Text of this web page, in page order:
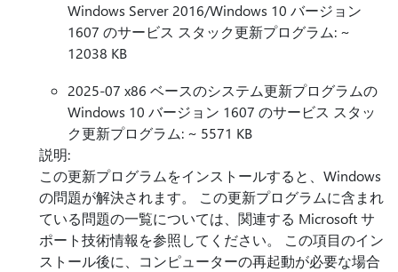
Windows Server 2016/Windows 10 バージョン
1607 のサービス スタック更新プログラム: ~
12038 KB
2025-07 x86 ベースのシステム更新プログラムの
Windows 10 バージョン 1607 のサービス スタッ
ク更新プログラム: ~ 5571 KB
説明:
この更新プログラムをインストールすると、Windows
の問題が解決されます。 この更新プログラムに含まれ
ている問題の一覧については、関連する Microsoft サ
ポート技術情報を参照してください。 この項目のイン
ストール後に、コンピューターの再起動が必要な場合